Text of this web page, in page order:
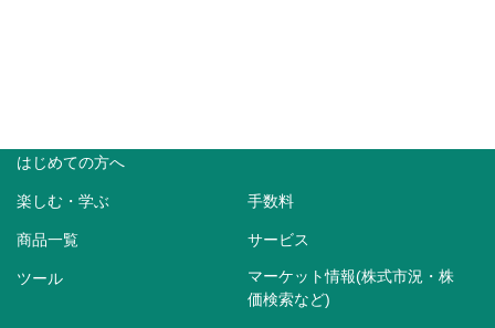
はじめての方へ
楽しむ・学ぶ 手数料
商品一覧 サービス
ツール
マーケット情報(株式市況・株
価検索など)